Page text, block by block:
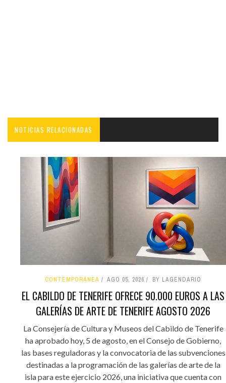
NOTICIAS RELACIONADAS
CONTEMPORÁNEA AGO 05, 2026 BY LAGENDARIO
EL CABILDO DE TENERIFE OFRECE 90.000 EUROS A LAS
GALERÍAS DE ARTE DE TENERIFE AGOSTO 2026
La Consejería de Cultura y Museos del Cabildo de Tenerife
ha aprobado hoy, 5 de agosto, en el Consejo de Gobierno,
las bases reguladoras y la convocatoria de las subvenciones
destinadas a la programación de las galerías de arte de la
isla para este ejercicio 2026, una iniciativa que cuenta con